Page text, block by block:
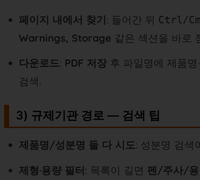
페이지 내에서 찾기: 들어간 뒤 Ctrl/
Warnings, Storage 같은 섹션을 바로
다운로드: PDF 저장 후 파일명에 제품
검색.
3) 규제기관 경로 — 검색 팁
제품명/성분명 둘 다 시도: 성분명 검색
제형·용량 필터: 목록이 길면 펜/주사/